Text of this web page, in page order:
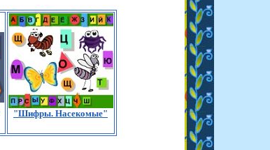
"Шифры. Насекомые"